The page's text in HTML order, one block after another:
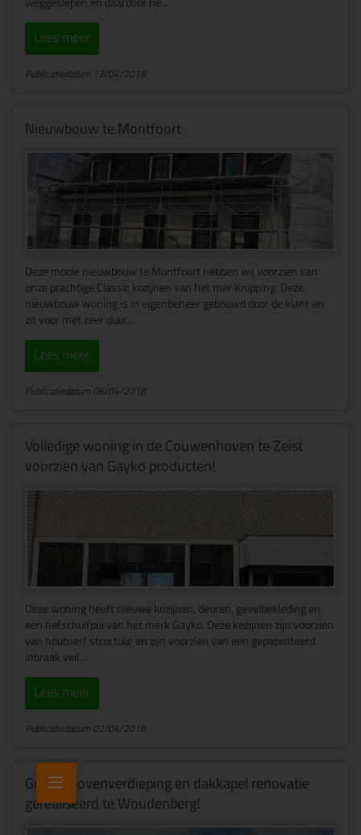
Lees meer
Publicatiedatum 13/04/2018
Nieuwbouw te Montfoort
Deze mooie nieuwbouw te Montfoort hebben wij voorzien van
onze prachtige Classic kozijnen van het mer Knipping. Deze
nieuwbouw woning is in eigenbeheer gebouwd door de klant en
zit voor met zeer duur...
Lees meer
Publicatiedatum 06/04/2018
Volledige woning in de Couwenhoven te Zeist
voorzien van Gayko producten!
Deze woning heeft nieuwe kozijnen, deuren, gevelbekleding en
een hefschuifpui van het merk Gayko. Deze kozijnen zijn voorzien
van houtnerf structuur en zijn voorzien van een gepatenteerd
inbraak veil...
Lees meer
Publicatiedatum 02/04/2018
Gehele bovenverdieping en dakkapel renovatie
gerealiseerd te Woudenberg!